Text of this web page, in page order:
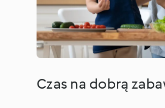
Czas na dobrą